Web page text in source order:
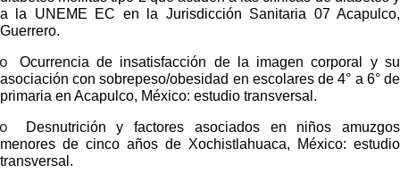
a la UNEME EC en la Jurisdicción Sanitaria 07 Acapulco,
Guerrero.
o
Ocurrencia de insatisfacción de la imagen corporal y su
asociación con sobrepeso/obesidad en escolares de 4° a 6° de
primaria en Acapulco, México: estudio transversal.
o
Desnutrición y factores asociados en niños amuzgos
menores de cinco años de Xochistlahuaca, México: estudio
transversal.